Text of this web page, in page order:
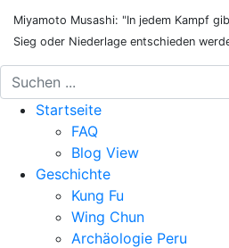
Miyamoto Musashi: "In jedem Kampf
Sieg oder Niederlage entschieden
Startseite
FAQ
Blog View
Geschichte
Kung Fu
Wing Chun
Archäologie Peru